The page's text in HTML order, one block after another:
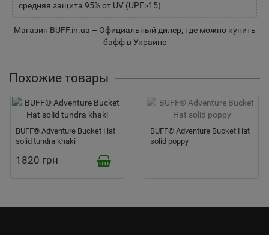
средняя защита 95% от UV (UPF>15)
Магазин BUFF.in.ua – Официальный дилер, где можно купить
бафф в Украине
Похожие товары
BUFF® Adventure Bucket Hat
solid tundra khaki
1820 грн
BUFF® Adventure Bucket Hat
solid poppy